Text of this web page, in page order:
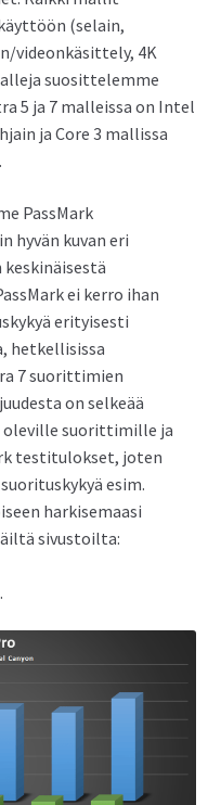
(selain,
videonkäsittely, 4K
suosittelemme
5 ja 7 malleissa on Intel
ja Core 3 mallissa
PassMark
hyvän kuvan eri
ei kerro ihan
erityisesti
hetkellisissa
7 suorittimien
on selkeää
oleville suorittimille ja
testitulokset, joten
esim.
harkisemaasi
sivustoilta:
.